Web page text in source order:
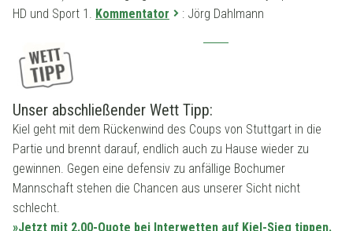
HD und Sport 1. Kommentator : Jörg Dahlmann
Unser abschließender Wett Tipp:
Kiel geht mit dem Rückenwind des Coups von Stuttgart in die
Partie und brennt darauf, endlich auch zu Hause wieder zu
gewinnen. Gegen eine defensiv zu anfällige Bochumer
Mannschaft stehen die Chancen aus unserer Sicht nicht
schlecht.
»Jetzt mit 2.00-Quote bei Interwetten auf Kiel-Sieg tippen.